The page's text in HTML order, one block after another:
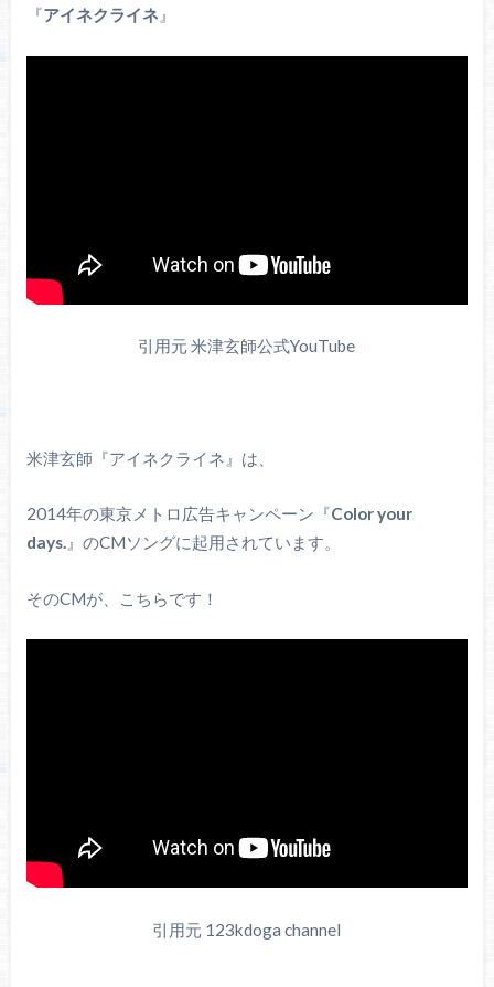
『アイネクライネ 』
引用元 米津玄師公式YouTube
米津玄師『アイネクライネ』は、
2014年の東京メトロ広告キャンペーン『Color your
days.』のCMソングに起用されています。
そのCMが、こちらです！
引用元 123kdoga channel